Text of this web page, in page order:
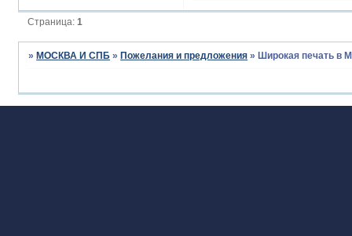
Страница:1
» МОСКВА И СПБ » Пожелания и предложения » Широкая печать в